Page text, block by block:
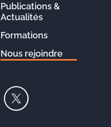
Publications &
Actualités
Formations
Nous rejoindre